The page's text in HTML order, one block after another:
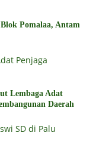
Pomalaa, Antam
Lembaga Adat
Daerah